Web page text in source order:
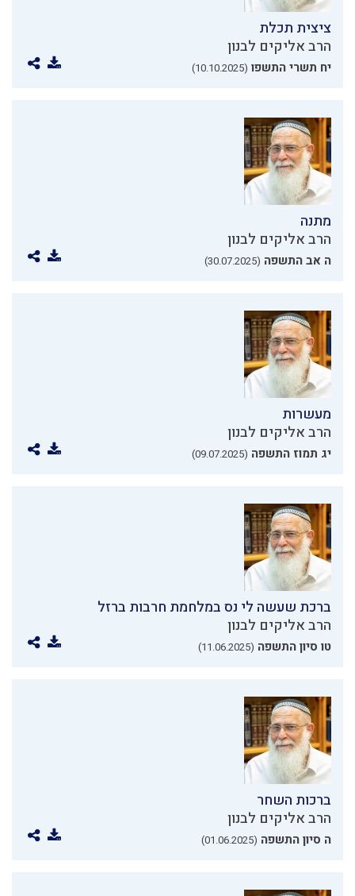
ציצית תכלת
הרב אליקים לבנון
יח תשרי התשפו (10.10.2025)
מתנה
הרב אליקים לבנון
ה אב התשפה (30.07.2025)
מעשרות
הרב אליקים לבנון
יג תמוז התשפה (09.07.2025)
ברכת שעשה לי נס במלחמת חרבות ברזל
הרב אליקים לבנון
טו סיון התשפה (11.06.2025)
ברכות השחר
הרב אליקים לבנון
ה סיון התשפה (01.06.2025)